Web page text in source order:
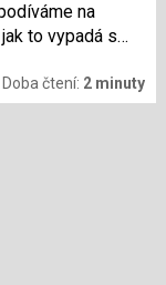
na
to vypadá s
Doba čtení: 2 minuty